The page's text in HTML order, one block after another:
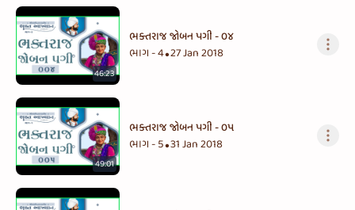
46:23
ભક્તરાજ જોબન પગી - ૦૪
ભાગ - 4•27 Jan 2018
49:01
ભક્તરાજ જોબન પગી - ૦૫
ભાગ - 5•31 Jan 2018